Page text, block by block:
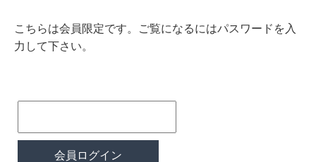
こちらは会員限定です。ご覧になるにはパスワードを入
力して下さい。